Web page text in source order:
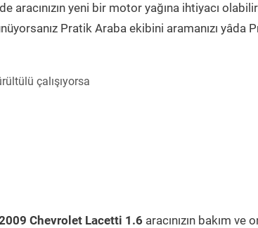
aracınızın yeni bir motor yağına ihtiyacı
Pratik Araba ekibini aramanızı yâda
çalışıyorsa
Chevrolet Lacetti 1.6 aracınızın bakım ve